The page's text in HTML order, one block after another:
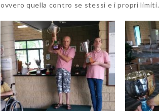
ovvero quella contro se stessi e i propri limiti.